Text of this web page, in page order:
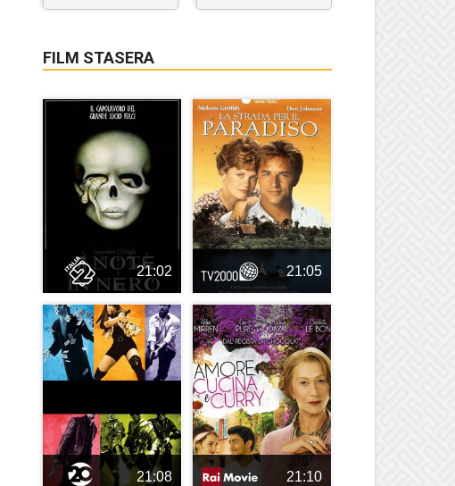
FILM STASERA
21:02 21:05
21:08 21:10